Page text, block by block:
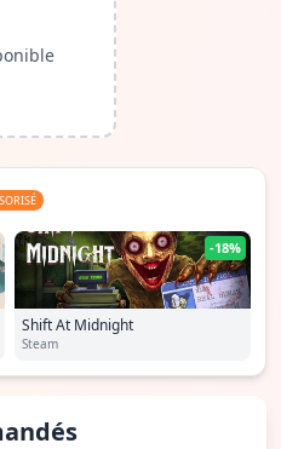
-18%
Shift At Midnight
Steam